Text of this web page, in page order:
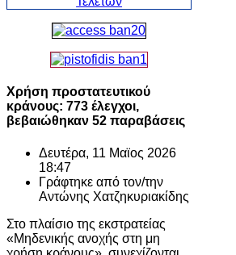
Χρήση προστατευτικού
κράνους: 773 έλεγχοι,
βεβαιώθηκαν 52 παραβάσεις
Δευτέρα, 11 Μαϊος 2026
18:47
Γράφτηκε από τον/την
Αντώνης Χατζηκυριακίδης
Στο πλαίσιο της εκστρατείας
«Μηδενικής ανοχής στη μη